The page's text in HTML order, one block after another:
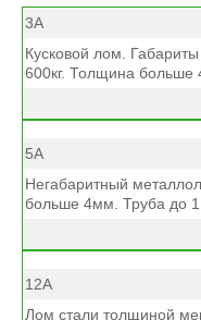
3А
Кусковой лом.
600кг. Толщина больше
5А
Негабаритный
больше 4мм. Труба до
12А
Лом стали толщиной